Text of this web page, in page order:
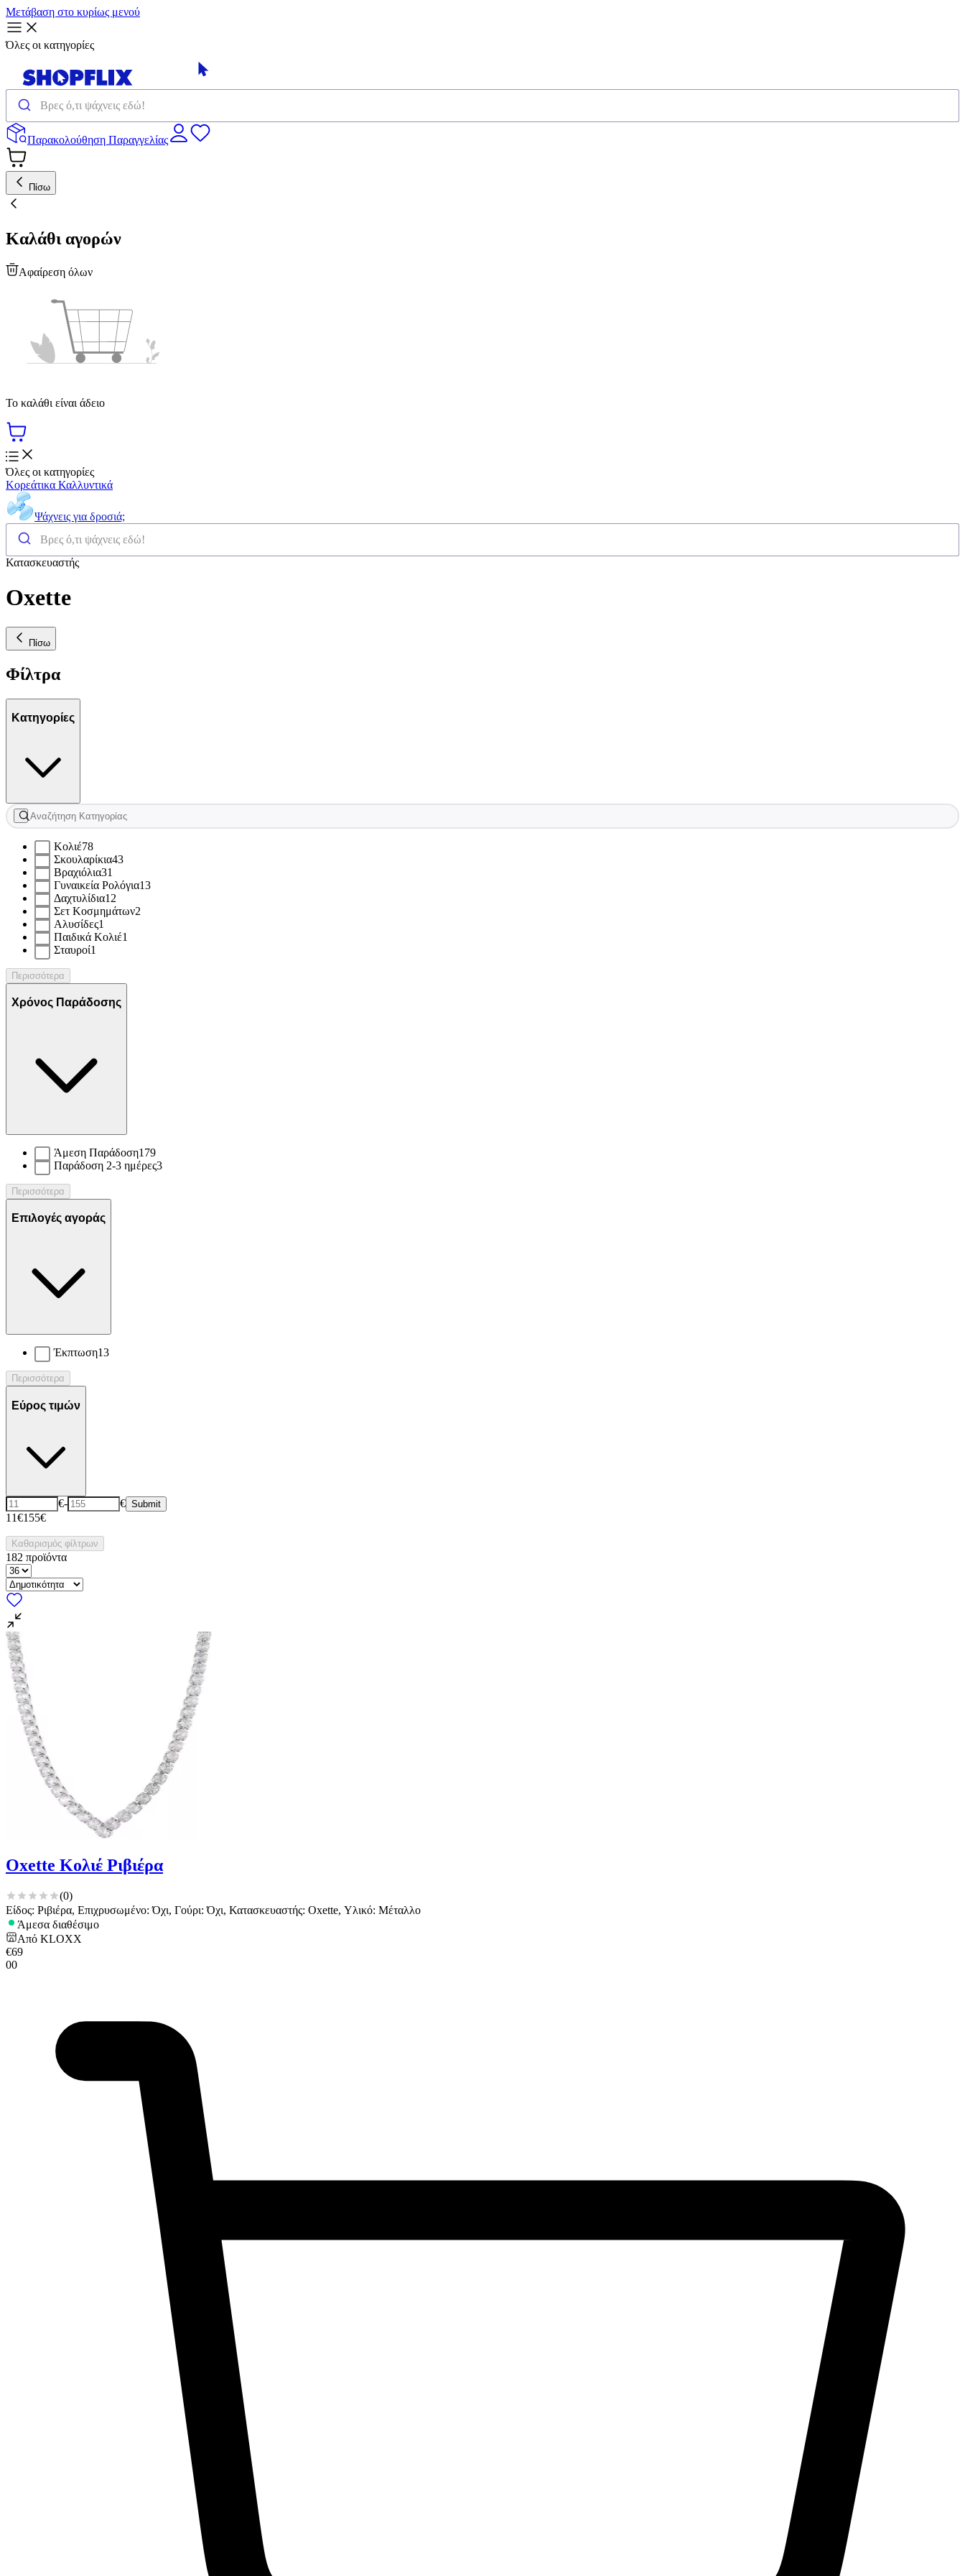
Μετάβαση στο κυρίως μενού
Όλες οι κατηγορίες
Παρακολούθηση Παραγγελίας
Πίσω
Καλάθι αγορών
Αφαίρεση όλων
Το καλάθι είναι άδειο
Όλες οι κατηγορίες
Κορεάτικα Καλλυντικά
Ψάχνεις για δροσιά;
Κατασκευαστής
Oxette
Πίσω
Φίλτρα
Κατηγορίες
Κολιέ78
Σκουλαρίκια43
Βραχιόλια31
Γυναικεία Ρολόγια13
Δαχτυλίδια12
Σετ Κοσμημάτων2
Αλυσίδες1
Παιδικά Κολιέ1
Σταυροί1
Περισσότερα
Χρόνος Παράδοσης
Άμεση Παράδοση179
Παράδοση 2-3 ημέρες3
Περισσότερα
Επιλογές αγοράς
Έκπτωση13
Περισσότερα
Εύρος τιμών
€- € Submit
11€155€
Καθαρισμός φίλτρων
182 προϊόντα
Oxette Κολιέ Ριβιέρα
(0)
Είδος: Ριβιέρα, Επιχρυσωμένο: Όχι, Γούρι: Όχι, Κατασκευαστής: Oxette, Υλικό: Μέταλλο
Άμεσα διαθέσιμο
Από KLOXX
€69
00